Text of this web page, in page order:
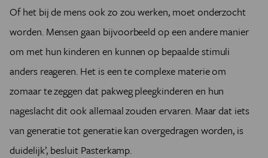
Of het bij de mens ook zo zou werken, moet onderzocht
worden. Mensen gaan bijvoorbeeld op een andere manier
om met hun kinderen en kunnen op bepaalde stimuli
anders reageren. Het is een te complexe materie om
zomaar te zeggen dat pakweg pleegkinderen en hun
nageslacht dit ook allemaal zouden ervaren. Maar dat iets
van generatie tot generatie kan overgedragen worden, is
duidelijk’, besluit Pasterkamp.